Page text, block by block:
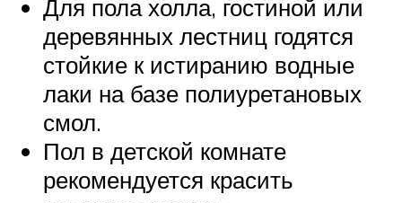
Для пола холла, гостиной или
деревянных лестниц годятся
стойкие к истиранию водные
лаки на базе полиуретановых
смол.
Пол в детской комнате
рекомендуется красить